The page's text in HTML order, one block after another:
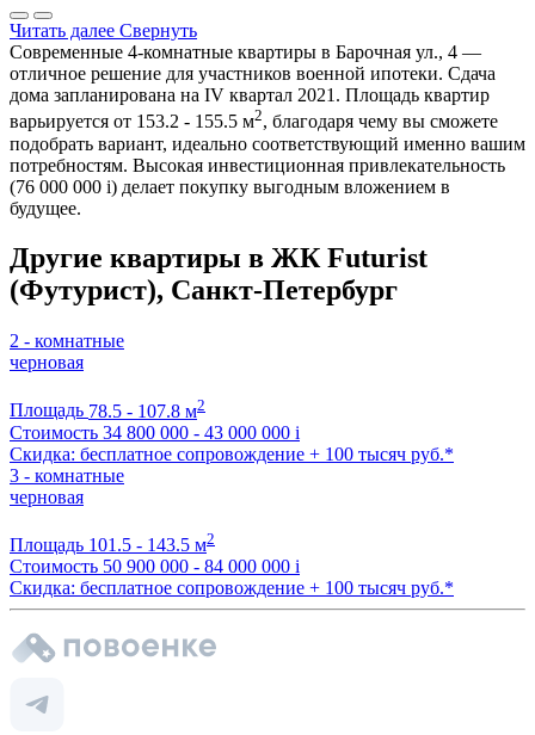
Читать далее Свернуть
Современные 4-комнатные квартиры в Барочная ул., 4 —
отличное решение для участников военной ипотеки. Сдача
дома запланирована на IV квартал 2021. Площадь квартир
варьируется от 153.2 - 155.5 м2, благодаря чему вы сможете
подобрать вариант, идеально соответствующий именно вашим
потребностям. Высокая инвестиционная привлекательность
(76 000 000 i) делает покупку выгодным вложением в
будущее.
Другие квартиры в ЖК Futurist
(Футурист), Санкт-Петербург
2 - комнатные
черновая
Площадь 78.5 - 107.8 м2
Стоимость 34 800 000 - 43 000 000 i
Скидка: бесплатное сопровождение + 100 тысяч руб.*
3 - комнатные
черновая
Площадь 101.5 - 143.5 м2
Стоимость 50 900 000 - 84 000 000 i
Скидка: бесплатное сопровождение + 100 тысяч руб.*